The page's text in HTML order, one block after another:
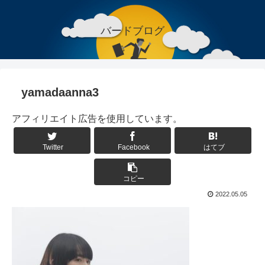
バードブログ
yamadaanna3
アフィリエイト広告を使用しています。
Twitter Facebook はてブ
コピー
2022.05.05